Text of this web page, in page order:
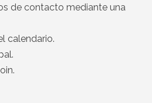
de contacto mediante una
calendario.